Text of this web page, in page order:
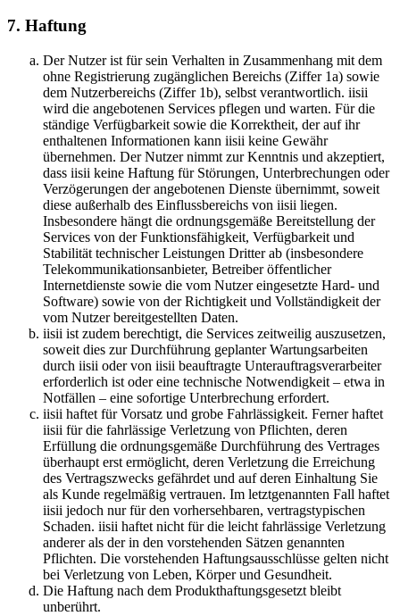
7. Haftung
Der Nutzer ist für sein Verhalten in Zusammenhang mit dem
ohne Registrierung zugänglichen Bereichs (Ziffer 1a) sowie
dem Nutzerbereichs (Ziffer 1b), selbst verantwortlich. iisii
wird die angebotenen Services pflegen und warten. Für die
ständige Verfügbarkeit sowie die Korrektheit, der auf ihr
enthaltenen Informationen kann iisii keine Gewähr
übernehmen. Der Nutzer nimmt zur Kenntnis und akzeptiert,
dass iisii keine Haftung für Störungen, Unterbrechungen oder
Verzögerungen der angebotenen Dienste übernimmt, soweit
diese außerhalb des Einflussbereichs von iisii liegen.
Insbesondere hängt die ordnungsgemäße Bereitstellung der
Services von der Funktionsfähigkeit, Verfügbarkeit und
Stabilität technischer Leistungen Dritter ab (insbesondere
Telekommunikationsanbieter, Betreiber öffentlicher
Internetdienste sowie die vom Nutzer eingesetzte Hard- und
Software) sowie von der Richtigkeit und Vollständigkeit der
vom Nutzer bereitgestellten Daten.
iisii ist zudem berechtigt, die Services zeitweilig auszusetzen,
soweit dies zur Durchführung geplanter Wartungsarbeiten
durch iisii oder von iisii beauftragte Unterauftragsverarbeiter
erforderlich ist oder eine technische Notwendigkeit – etwa in
Notfällen – eine sofortige Unterbrechung erfordert.
iisii haftet für Vorsatz und grobe Fahrlässigkeit. Ferner haftet
iisii für die fahrlässige Verletzung von Pflichten, deren
Erfüllung die ordnungsgemäße Durchführung des Vertrages
überhaupt erst ermöglicht, deren Verletzung die Erreichung
des Vertragszwecks gefährdet und auf deren Einhaltung Sie
als Kunde regelmäßig vertrauen. Im letztgenannten Fall haftet
iisii jedoch nur für den vorhersehbaren, vertragstypischen
Schaden. iisii haftet nicht für die leicht fahrlässige Verletzung
anderer als der in den vorstehenden Sätzen genannten
Pflichten. Die vorstehenden Haftungsausschlüsse gelten nicht
bei Verletzung von Leben, Körper und Gesundheit.
Die Haftung nach dem Produkthaftungsgesetzt bleibt
unberührt.